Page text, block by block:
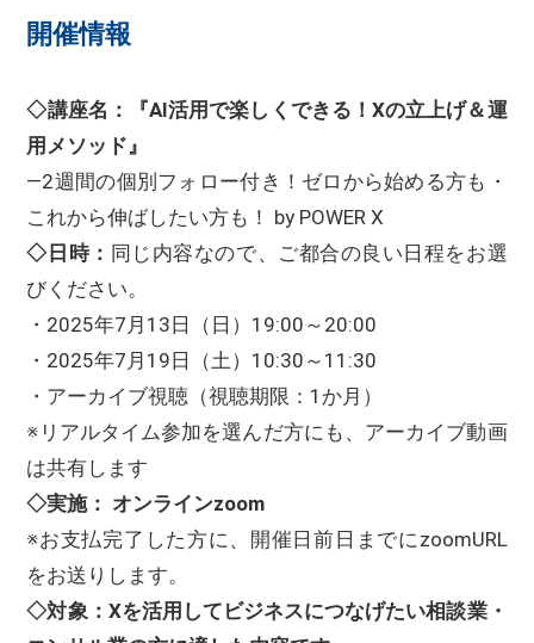
開催情報
◇講座名：『AI活用で楽しくできる！Xの立上げ＆運
用メソッド』
―2週間の個別フォロー付き！ゼロから始める方も・
これから伸ばしたい方も！ by POWER X
◇日時： 同じ内容なので、ご都合の良い日程をお選
びください。
・2025年7月13日（日）19:00～20:00
・2025年7月19日（土）10:30～11:30
・アーカイブ視聴（視聴期限：1か月）
※リアルタイム参加を選んだ方にも、アーカイブ動画
は共有します
◇実施： オンラインzoom
※お支払完了した方に、開催日前日までにzoomURL
をお送りします。
◇対象：Xを活用してビジネスにつなげたい相談業・